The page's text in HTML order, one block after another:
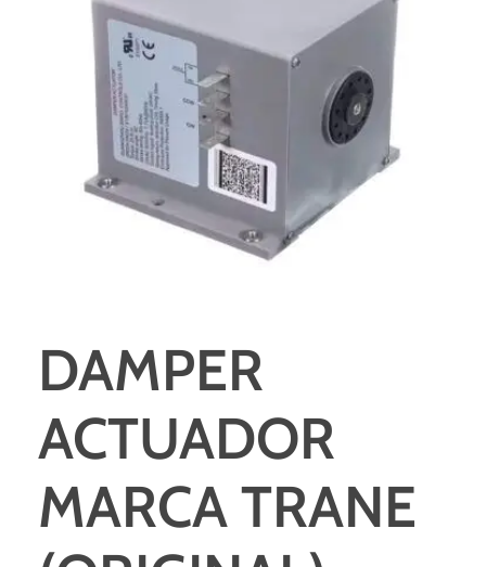
DAMPER
ACTUADOR
MARCA TRANE